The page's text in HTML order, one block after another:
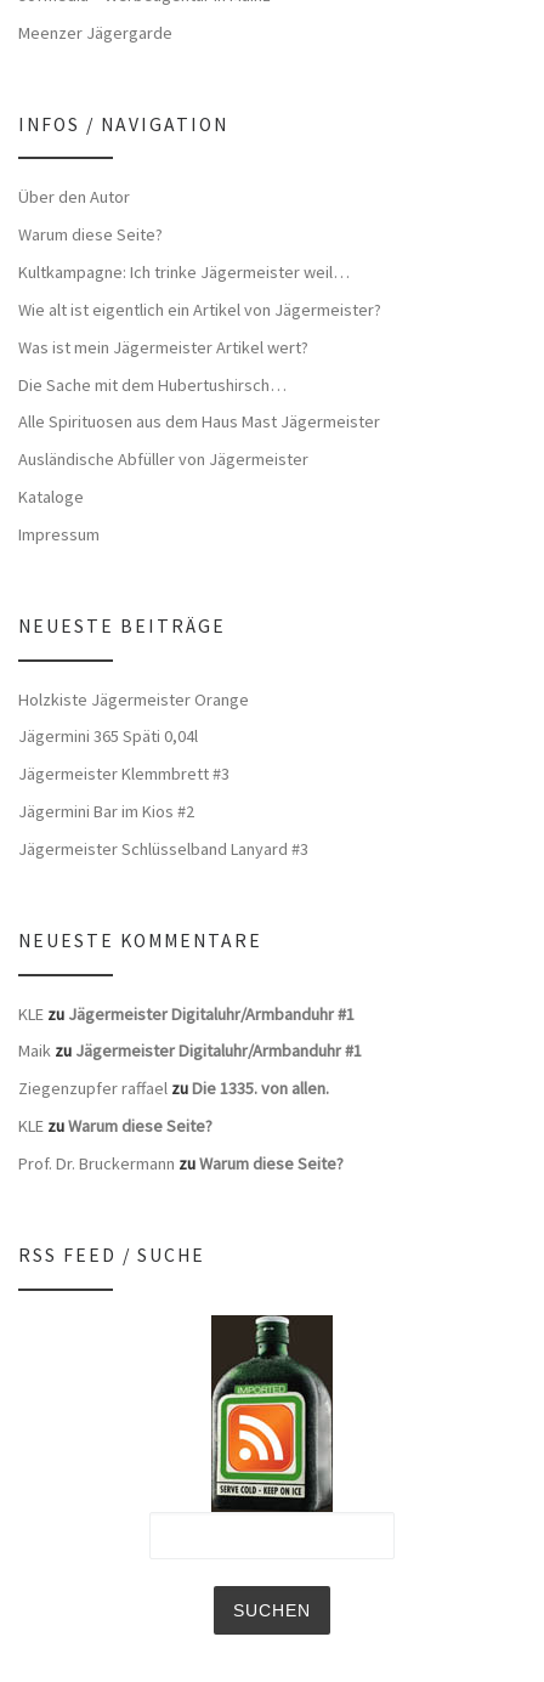
Meenzer Jägergarde
INFOS / NAVIGATION
Über den Autor
Warum diese Seite?
Kultkampagne: Ich trinke Jägermeister weil…
Wie alt ist eigentlich ein Artikel von Jägermeister?
Was ist mein Jägermeister Artikel wert?
Die Sache mit dem Hubertushirsch…
Alle Spirituosen aus dem Haus Mast Jägermeister
Ausländische Abfüller von Jägermeister
Kataloge
Impressum
NEUESTE BEITRÄGE
Holzkiste Jägermeister Orange
Jägermini 365 Späti 0,04l
Jägermeister Klemmbrett #3
Jägermini Bar im Kios #2
Jägermeister Schlüsselband Lanyard #3
NEUESTE KOMMENTARE
KLE zu Jägermeister Digitaluhr/Armbanduhr #1
Maik zu Jägermeister Digitaluhr/Armbanduhr #1
Ziegenzupfer raffael zuDie 1335. von allen.
KLE zuWarum diese Seite?
Prof. Dr. Bruckermann zuWarum diese Seite?
RSS FEED / SUCHE